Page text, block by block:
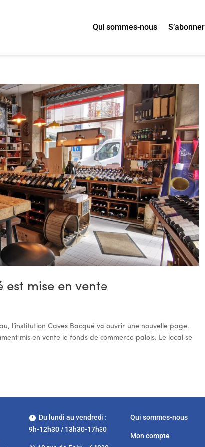
Qui sommes-nous S’abonner
est mise en vente
l’institution Caves Bacqué va ouvrir une nouvelle page.
mis en vente le fonds de commerce palois. Le local se
Du lundi au vendredi :
9h-12h30 / 13h30-17h30
Qui sommes-nous
Mon compte